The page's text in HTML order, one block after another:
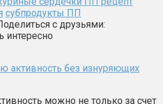
субпродукты ПП
с друзьями:
интересно
активность без изнуряющих
можно не только за счет